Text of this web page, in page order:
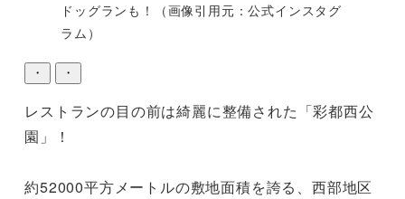
ドッグランも！（画像引用元：公式インスタグ
ラム）
・ ・
レストランの目の前は綺麗に整備された「彩都西公
園」！
約52000平方メートルの敷地面積を誇る、西部地区